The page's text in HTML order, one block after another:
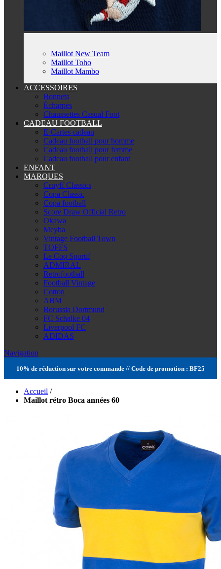
Maillot New Team
Maillot Toho
Maillot Mambo
ACCESSOIRES
Bonnets
Écharpes
Chaussettes Casual Foot
CADEAU FOOTBALL
E-Cartes cadeau
Cadeau football pour homme
Cadeau football pour femme
Cadeau football pour enfant
ENFANT
MARQUES
Cruyff Classics
Copa Classic
Copa football
Score Draw Official Retro
Okawa
Meyba
Vintage Football Town
TOFFS
Le Coq Sportif
ADMIRAL
Retrofootball
Football Vintage
Cotton
ABM
Borussia Dortmund
FC Schalke 04
Liverpool FC
ADIDAS
Navigation
10% de réduction sur votre commande // Code de promotion : BF25
Accueil /
Maillot rétro Boca années 60